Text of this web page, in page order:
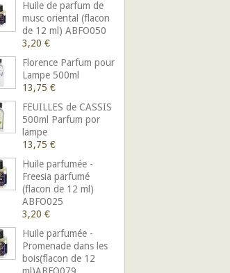
Huile de parfum de
musc oriental (flacon
de 12 ml) ABFO050
3,20 €
Florence Parfum pour
Lampe 500ml
13,75 €
FEUILLES de CASSIS
500ml Parfum por
lampe
13,75 €
Huile parfumée -
Freesia parfumé
(flacon de 12 ml)
ABFO025
3,20 €
Huile parfumée -
Promenade dans les
bois(flacon de 12